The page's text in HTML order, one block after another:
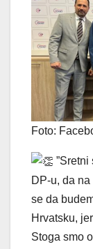
Foto:
DP-u, da
se da
Hrvatsku,
Stoga smo